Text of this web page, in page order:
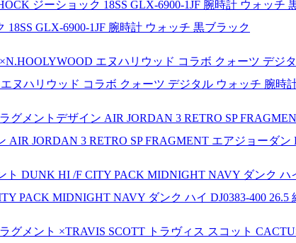
18SS GLX-6900-1JF 腕時計 ウォッチ 黒ブラック
ヌハリウッド コラボ クォーツ デジタル ウォッチ 腕時
JORDAN 3 RETRO SP FRAGMENT エアジョーダン
PACK MIDNIGHT NAVY ダンク ハイ DJ0383-400 26.5